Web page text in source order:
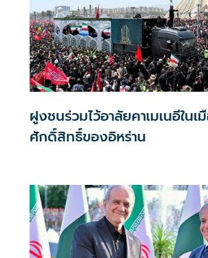
ฝูงชนร่วมไว้อาลัยคาเมเนอีใน
ศักดิ์สิทธิ์ของอิหร่าน